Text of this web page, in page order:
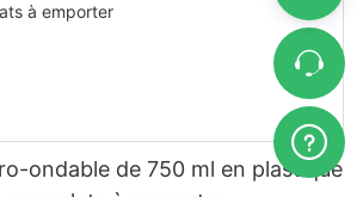
ondable de 750 ml en plastique